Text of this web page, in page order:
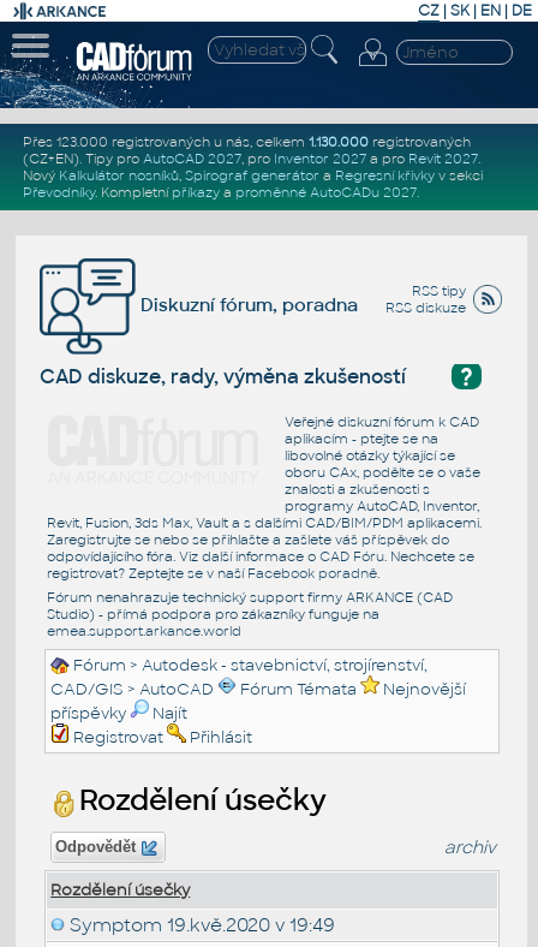
CZ | SK| EN | DE
Přes 123.000 registrovaných u nás, celkem 1.130.000registrovaných
(CZ+EN). Tipy pro AutoCAD 2027, pro Inventor 2027a pro Revit 2027.
Nový Kalkulátor nosníků, Spirograf generátor a Regresní křivkyv sekci
Převodníky. Kompletní příkazya proměnné AutoCADu 2027.
RSS tipy
RSS diskuze
Diskuzní fórum, poradna
?
CAD diskuze, rady, výměna zkušeností
Veřejné diskuzní fórum k CAD
aplikacím - ptejte se na
libovolné otázky týkající se
oboru CAx, podělte se o vaše
znalosti a zkušenosti s
programy AutoCAD, Inventor,
Revit, Fusion, 3ds Max, Vault a s dalšími CAD/BIM/PDM aplikacemi.
Zaregistrujte se nebo se přihlašte a zašlete váš příspěvek do
odpovídajícího fóra. Viz další informace o CAD Fóru. Nechcete se
registrovat? Zeptejte se v naší Facebook poradně.
Fórum nenahrazuje technický support firmy ARKANCE (CAD
Studio) - přímá podpora pro zákazníky funguje na
emea.support.arkance.world
Fórum >Autodesk - stavebnictví, strojírenství,
CAD/GIS >AutoCAD Fórum Témata
Nejnovější
příspěvky
Najít
Registrovat
Přihlásit
Rozdělení úsečky
Odpovědět archiv
Rozdělení úsečky
Symptom 19.kvě.2020 v 19:49